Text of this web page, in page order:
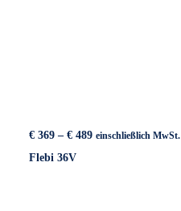
€ 369 – € 489Preisspanne:
einschließlich MwSt.
Flebi 36V